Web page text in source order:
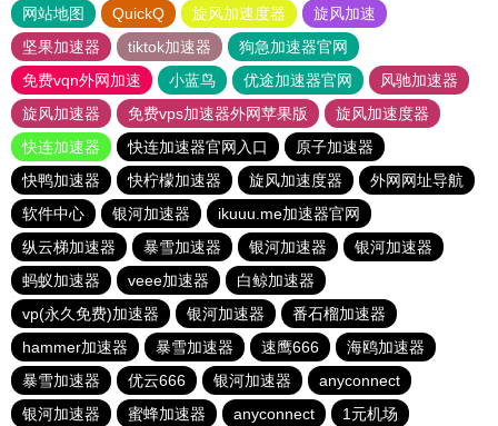
网站地图 QuickQ 旋风加速度器
旋风加速
坚果加速器
tiktok加速器
狗急加速器官网
免费vqn外网加速
小蓝鸟 优途加速器官网
风驰加速器
旋风加速器
免费vps加速器外网苹果版
旋风加速度器
快连加速器
快连加速器官网入口
原子加速器
快鸭加速器
快柠檬加速器 旋风加速度器
外网网址导航
软件中心
银河加速器
ikuuu.me加速器官网
纵云梯加速器
暴雪加速器 银河加速器
银河加速器
蚂蚁加速器
veee加速器
白鲸加速器
vp(永久免费)加速器
银河加速器
番石榴加速器
hammer加速器
暴雪加速器 速鹰666
海鸥加速器
暴雪加速器
优云666 银河加速器
anyconnect
银河加速器
蜜蜂加速器 anyconnect
1元机场